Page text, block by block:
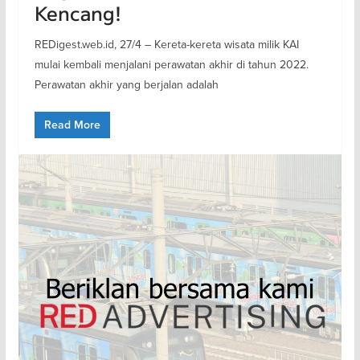
Kencang!
REDigest.web.id, 27/4 – Kereta-kereta wisata milik KAI
mulai kembali menjalani perawatan akhir di tahun 2022.
Perawatan akhir yang berjalan adalah
Read More